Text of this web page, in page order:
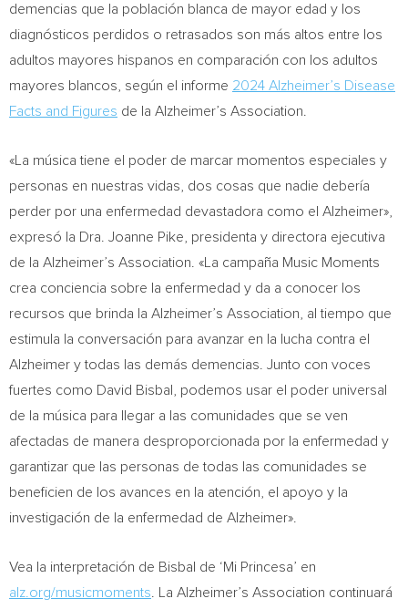
demencias que la población blanca de mayor edad y los
diagnósticos perdidos o retrasados son más altos entre los
adultos mayores hispanos en comparación con los adultos
mayores blancos, según el informe 2024 Alzheimer’s Disease
Facts and Figures de la Alzheimer’s Association.
«La música tiene el poder de marcar momentos especiales y
personas en nuestras vidas, dos cosas que nadie debería
perder por una enfermedad devastadora como el Alzheimer»,
expresó la Dra. Joanne Pike , presidenta y directora ejecutiva
de la Alzheimer’s Association. «La campaña Music Moments
crea conciencia sobre la enfermedad y da a conocer los
recursos que brinda la Alzheimer’s Association, al tiempo que
estimula la conversación para avanzar en la lucha contra el
Alzheimer y todas las demás demencias. Junto con voces
fuertes como David Bisbal
, podemos usar el poder universal
de la música para llegar a las comunidades que se ven
afectadas de manera desproporcionada por la enfermedad y
garantizar que las personas de todas las comunidades se
beneficien de los avances en la atención, el apoyo y la
investigación de la enfermedad de Alzheimer».
Vea la interpretación de Bisbal de ‘Mi Princesa’ en
alz.org/musicmoments . La Alzheimer’s Association continuará